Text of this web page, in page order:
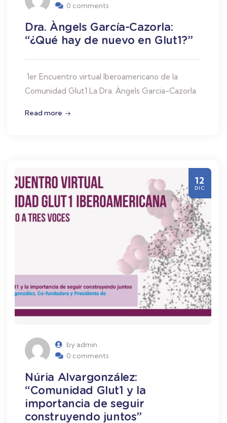
0 comments
Dra. Àngels García-Cazorla:
“¿Qué hay de nuevo en Glut1?”
1er Encuentro virtual Iberoamericano de la
Comunidad Glut1 La Dra. Àngels Garcia-Cazorla
Read more
by admin
0 comments
Núria Alvargonzález:
“Comunidad Glut1 y la
importancia de seguir
construyendo juntos”
12
DIC